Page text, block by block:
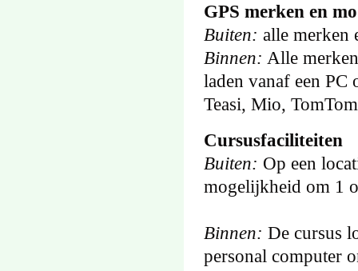
GPS merken en
Buiten: alle merken
Binnen: Alle
laden vanaf een
Teasi, Mio,
Cursusfaciliteiten
Buiten: Op een
mogelijkheid om 1
Binnen: De cursus
personal computer